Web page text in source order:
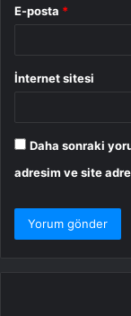
E-posta *
İnternet sitesi
Daha sonraki
adresim ve site